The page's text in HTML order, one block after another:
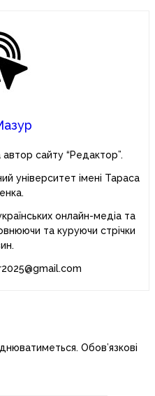
сайту “Редактор”.
університет імені Тараса
онлайн-медіа та
та куруючи стрічки
Обов’язкові